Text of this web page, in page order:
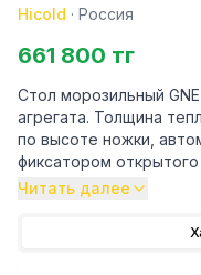
Hicold · Россия
661 800 тг
Стол морозильный
агрегата. Толщина
по высоте ножки,
фиксатором
магнитные уплотнители.
Читать далее